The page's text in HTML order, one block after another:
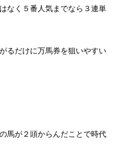
なく５番人気までなら３連単
るだけに万馬券を狙いやすい
馬が２頭からんだことで時代